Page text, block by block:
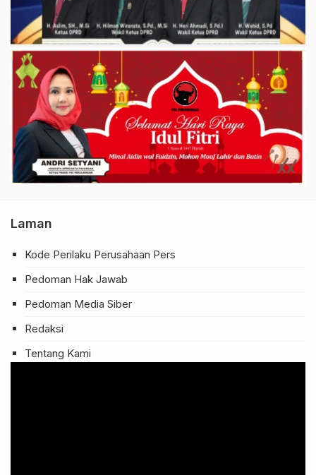
Laman
Kode Perilaku Perusahaan Pers
Pedoman Hak Jawab
Pedoman Media Siber
Redaksi
Tentang Kami